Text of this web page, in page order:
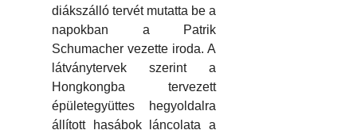
diákszálló tervét mutatta be a
napokban a Patrik
Schumacher vezette iroda. A
látványtervek szerint a
Hongkongba tervezett
épületegyüttes hegyoldalra
állított hasábok láncolata a